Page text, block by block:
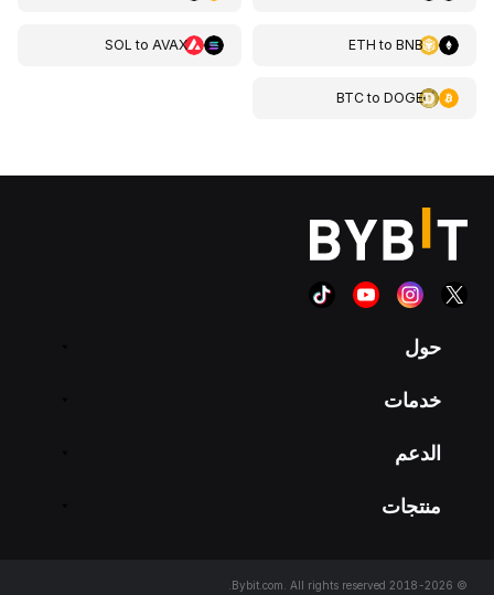
ETH toBNB
SOL toAVAX
BTCtoDOGE
حول
خدمات
الدعم
منتجات
© 2018-2026 Bybit.com. All rights reserved.